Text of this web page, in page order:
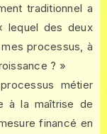
traditionnel a
lequel des deux
processus, à
? »
métier
à la maîtrise de
financé en